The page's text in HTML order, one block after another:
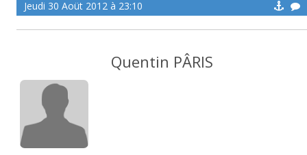
Jeudi 30 Aoüt 2012 à 23:10
Quentin PÂRIS